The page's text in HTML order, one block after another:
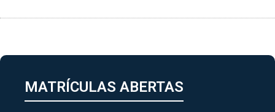
MATRÍCULAS ABERTAS